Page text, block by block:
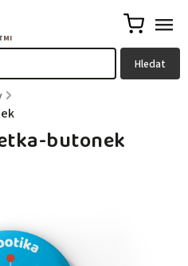
Hledat
/
butonek